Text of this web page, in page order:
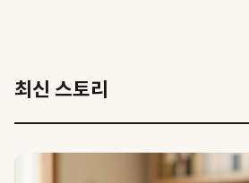
최신 스토리